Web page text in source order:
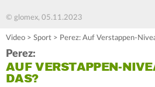
© glomex, 05.11.2023
Video > Sport > Perez: Auf Verstappen-
Perez:
AUF VERSTAPPEN-
DAS?